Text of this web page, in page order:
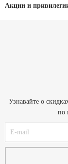
Акции и
Узнавайте о
по